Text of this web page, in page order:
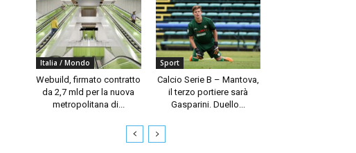
Italia / Mondo
Webuild, firmato contratto
da 2,7 mld per la nuova
metropolitana di...
Sport
Calcio Serie B – Mantova,
il terzo portiere sarà
Gasparini. Duello...